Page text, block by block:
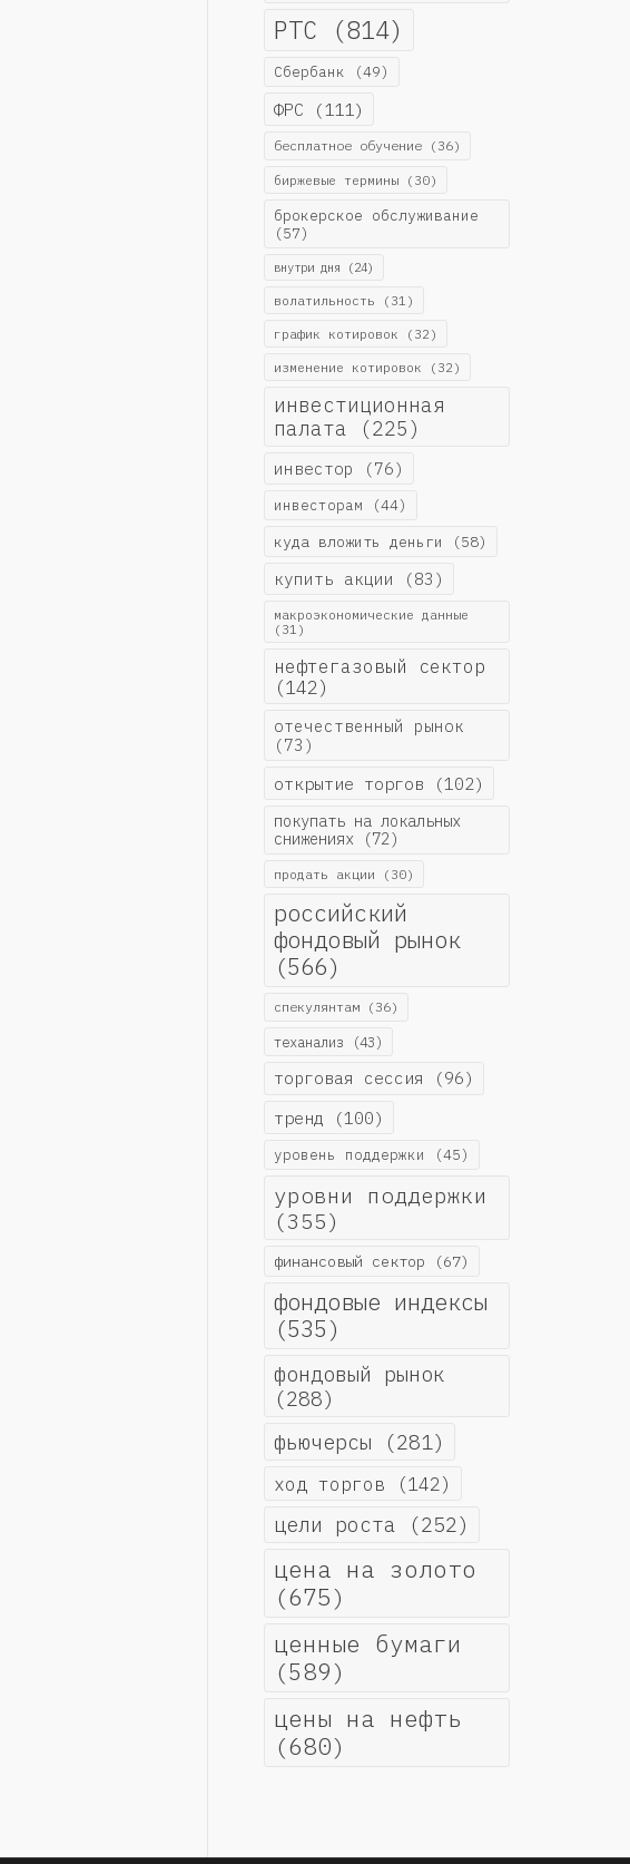
РТС (814)
Сбербанк (49)
ФРС (111)
бесплатное обучение(36)
биржевые термины(30)
брокерское обслуживание
(57)
внутри дня (24)
волатильность (31)
график котировок (32)
изменение котировок (32)
инвестиционная
палата (225)
инвестор (76)
инвесторам (44)
куда вложить деньги (58)
купить акции (83)
макроэкономические данные
(31)
нефтегазовый сектор
(142)
отечественный рынок
(73)
открытие торгов (102)
покупать на локальных
снижениях(72)
продать акции (30)
российский
фондовый рынок
(566)
спекулянтам(36)
теханализ (43)
торговая сессия (96)
тренд (100)
уровень поддержки (45)
уровни поддержки
(355)
финансовый сектор (67)
фондовые индексы
(535)
фондовый рынок
(288)
фьючерсы (281)
ход торгов (142)
цели роста (252)
цена на золото
(675)
ценные бумаги
(589)
цены на нефть
(680)